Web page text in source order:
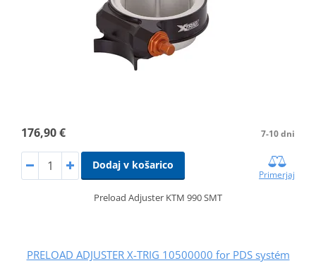
176,90 € 7-10 dni
Dodaj v košarico
Primerjaj
Preload Adjuster KTM 990 SMT
PRELOAD ADJUSTER X-TRIG 10500000 for PDS systém